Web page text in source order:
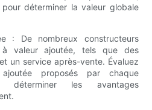
déterminer la valeur globale
: De nombreux constructeurs
à valeur ajoutée, tels que des
un service après-vente. Évaluez
proposés par chaque
les avantages